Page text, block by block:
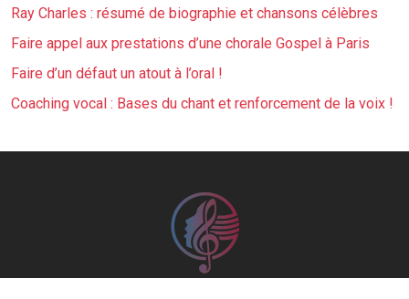
Ray Charles : résumé de biographie et chansons célèbres
Faire appel aux prestations d’une chorale Gospel à Paris
Faire d’un défaut un atout à l’oral !
Coaching vocal : Bases du chant et renforcement de la voix !